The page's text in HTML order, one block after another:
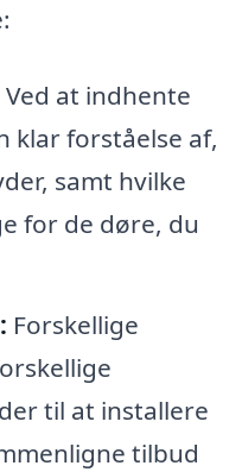
Ved at indhente
klar forståelse af,
samt hvilke
for de døre, du
Forskellige
til at installere
tilbud